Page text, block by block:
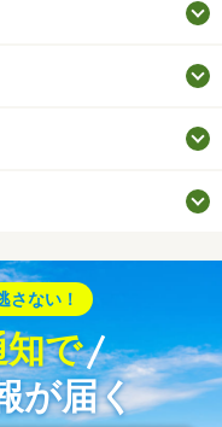
さない！
で
が届く